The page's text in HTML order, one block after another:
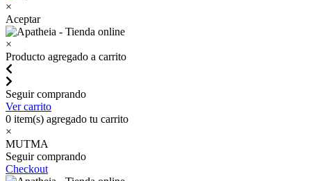
×
Aceptar
×
Producto agregado a carrito
Seguir comprando
Ver carrito
0 item(s) agregado tu carrito
×
MUTMA
Seguir comprando
Checkout